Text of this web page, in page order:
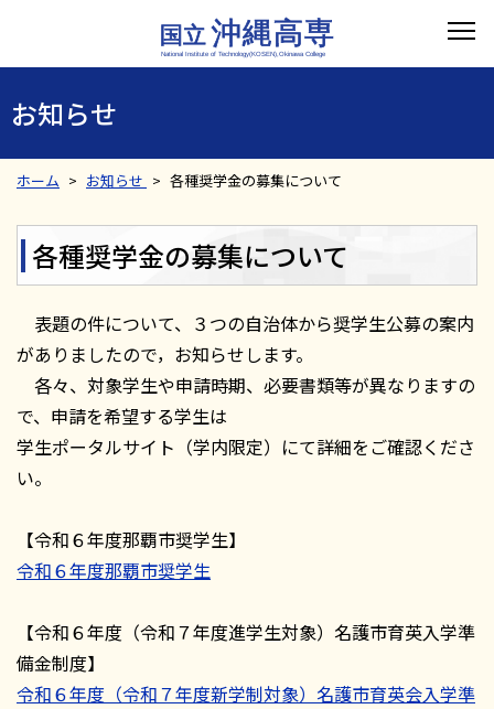
お知らせ
ホーム お知らせ 各種奨学金の募集について
各種奨学金の募集について
表題の件について、３つの自治体から奨学生公募の案内
がありましたので，お知らせします。
各々、対象学生や申請時期、必要書類等が異なりますの
で、申請を希望する学生は
学生ポータルサイト（学内限定）にて詳細をご確認くださ
い。
【令和６年度那覇市奨学生】
令和６年度那覇市奨学生
【令和６年度（令和７年度進学生対象）名護市育英入学準
備金制度】
令和６年度（令和７年度新学制対象）名護市育英会入学準